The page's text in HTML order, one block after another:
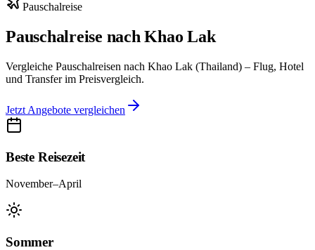
Pauschalreise
Pauschalreise nach Khao Lak
Vergleiche Pauschalreisen nach Khao Lak (Thailand) – Flug, Hotel
und Transfer im Preisvergleich.
Jetzt Angebote vergleichen
Beste Reisezeit
November–April
Sommer